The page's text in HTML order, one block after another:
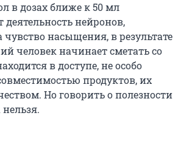
в дозах ближе к 50 мл
нейронов,
насыщения, в результате
человек начинает сметать со
в доступе, не особо
продуктов, их
Но говорить о полезности
нельзя.